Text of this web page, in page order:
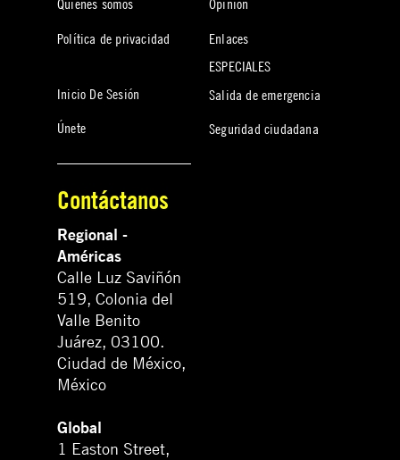
Quiénes somos
Política de privacidad
Inicio De Sesión
Únete
Opinión
Enlaces
ESPECIALES
Salida de emergencia
Seguridad ciudadana
Contáctanos
Regional -
Américas
Calle Luz Saviñón
519, Colonia del
Valle Benito
Juárez, 03100.
Ciudad de México,
México
Global
1 Easton Street,